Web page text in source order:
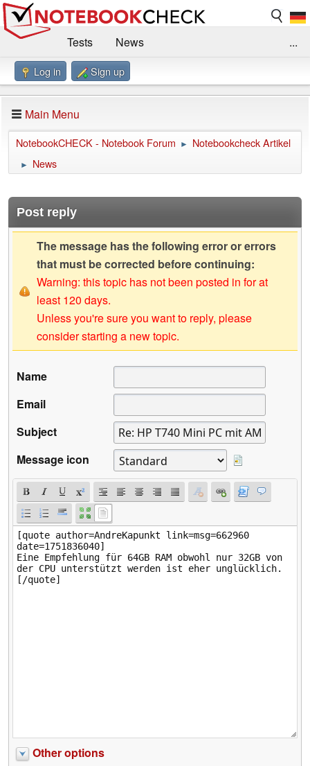
Tests
News
Benchmarks / Technik
Forum
Impressum
...
Log in Sign up
Main Menu
NotebookCHECK - Notebook Forum ► Notebookcheck Artikel
► News
Post reply
The message has the following error or errors
that must be corrected before continuing:
Warning: this topic has not been posted in for at
least 120 days.
Unless you're sure you want to reply, please
consider starting a new topic.
Name
Email
Subject
Message icon
Other options